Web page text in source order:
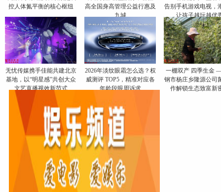
控人体氮平衡的核心枢纽
高全国身高管理公益行惠及
九城
告别手机游戏电视，
让孩子越玩越优
无忧传媒携手佳能共建北京
基地，以“明星感”共创大众
文艺直播视效新范式
​2026年淡纹眼霜怎么选？权
威测评 TOP5，精准对应各
年龄段眼周诉求
一棚双产 四季生金
钢市杨庄乡隆源公司
作解锁生态致富新